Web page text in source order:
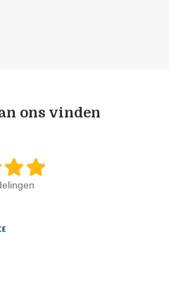
ons vinden